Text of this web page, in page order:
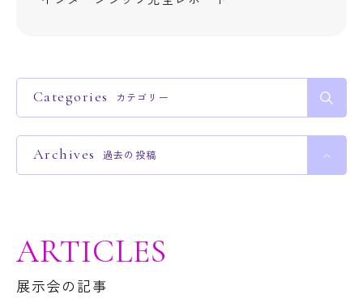
Categories カテゴリー
Archives 過去の投稿
ARTICLES
展示会の記事